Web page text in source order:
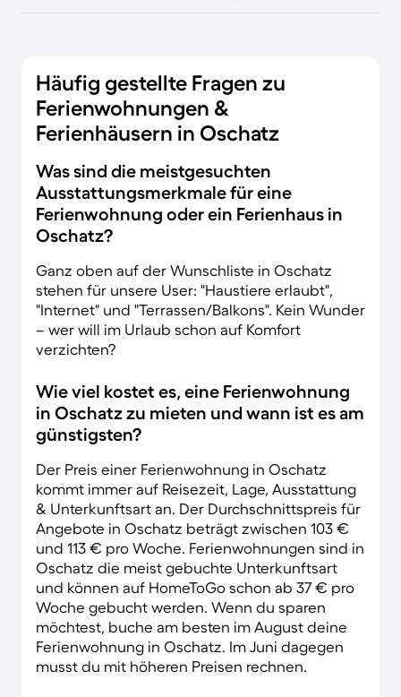
Häufig gestellte Fragen zu
Ferienwohnungen &
Ferienhäusern in Oschatz
Was sind die meistgesuchten
Ausstattungsmerkmale für eine
Ferienwohnung oder ein Ferienhaus in
Oschatz?
Ganz oben auf der Wunschliste in Oschatz
stehen für unsere User: "Haustiere erlaubt",
"Internet" und "Terrassen/Balkons". Kein Wunder
– wer will im Urlaub schon auf Komfort
verzichten?
Wie viel kostet es, eine Ferienwohnung
in Oschatz zu mieten und wann ist es am
günstigsten?
Der Preis einer Ferienwohnung in Oschatz
kommt immer auf Reisezeit, Lage, Ausstattung
& Unterkunftsart an. Der Durchschnittspreis für
Angebote in Oschatz beträgt zwischen 103 €
und 113 € pro Woche. Ferienwohnungen sind in
Oschatz die meist gebuchte Unterkunftsart
und können auf HomeToGo schon ab 37 € pro
Woche gebucht werden. Wenn du sparen
möchtest, buche am besten im August deine
Ferienwohnung in Oschatz. Im Juni dagegen
musst du mit höheren Preisen rechnen.